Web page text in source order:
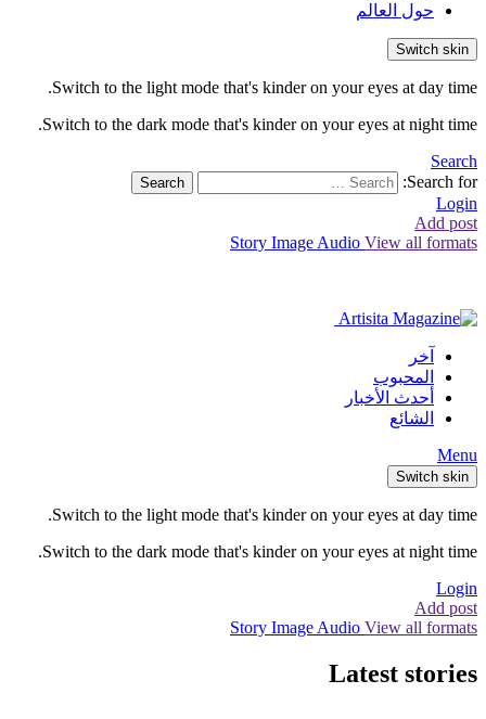
حول العالم
Switch skin
Switch to the light mode that's kinder on your eyes at day time.
Switch to the dark mode that's kinder on your eyes at night time.
Search
Search for:
Search
Login
Add post
Story Image Audio View all formats
آخر
المحبوب
أحدث الأخبار
الشائع
Menu
Switch skin
Switch to the light mode that's kinder on your eyes at day time.
Switch to the dark mode that's kinder on your eyes at night time.
Login
Add post
Story Image Audio View all formats
Latest stories